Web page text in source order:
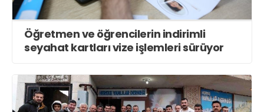
Öğretmen ve öğrencilerin indirimli
seyahat kartları vize işlemleri sürüyor